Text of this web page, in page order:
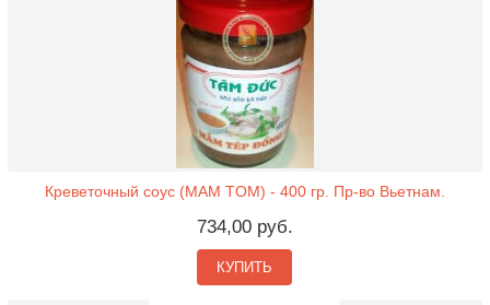
Креветочный соус (MAM TOM) - 400 гр. Пр-во Вьетнам.
734,00 руб.
КУПИТЬ